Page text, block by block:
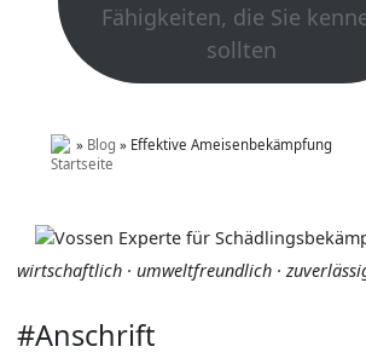
Fähigkeiten, die Sie
sollten
» Blog » Effektive Ameisenbekämpfung
wirtschaftlich · umweltfreundlich ·
#Anschrift